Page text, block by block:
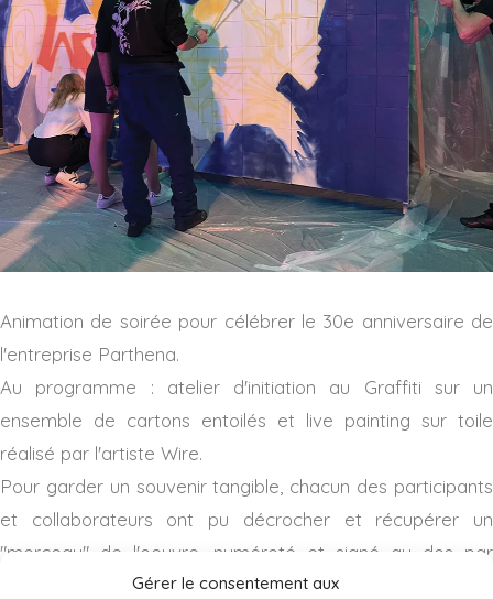
Gérer le consentement aux
Animation de soirée pour célébrer le 30e anniversaire de
l'entreprise Parthena.
Au programme : atelier d'initiation au Graffiti sur un
ensemble de cartons entoilés et live painting sur toile
réalisé par l'artiste Wire.
Pour garder un souvenir tangible, chacun des participants
et collaborateurs ont pu décrocher et récupérer un
"morceau" de l'oeuvre, numéroté et signé au dos par